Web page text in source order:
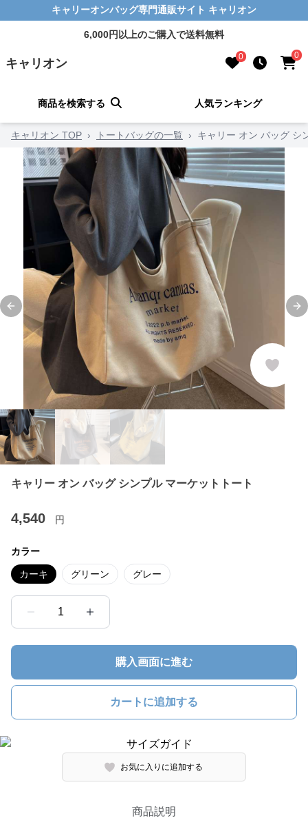
キャリーオンバッグ専門通販サイト キャリオン
6,000円以上のご購入で送料無料
キャリオン 0 0
商品を検索する 人気ランキング
キャリオン TOP › トートバッグの一覧 › キャリー オン バッグ シ
Previous slide
キャリー オン バッグ シンプル マーケットトート
4,540 円
カラー
カーキ グリーン グレー
1
購入画面に進む
カートに追加する
お気に入りに追加する
商品説明